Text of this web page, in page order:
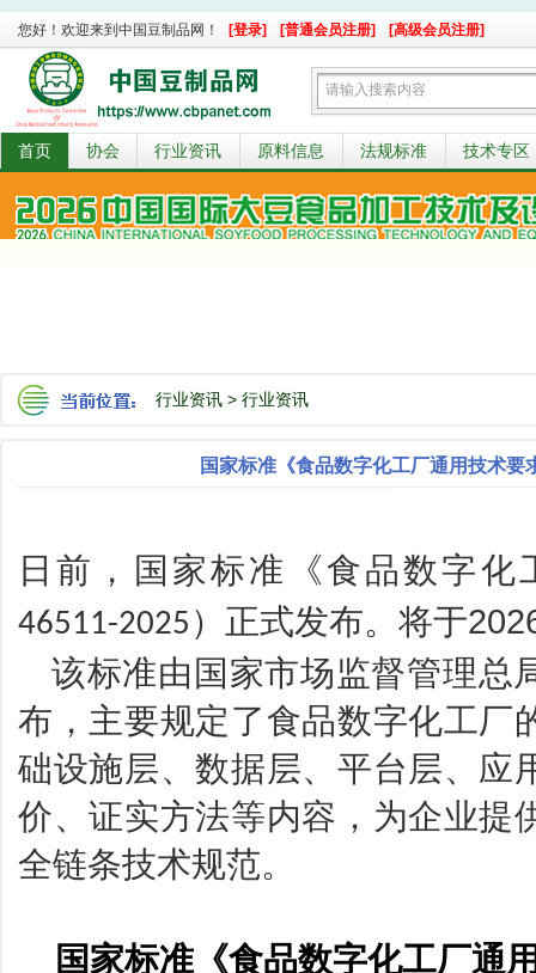
您好！欢迎来到中国豆制品网！ [登录] [普通会员注册] [高级会员注册]
首页 协会 行业资讯 原料信息 法规标准 技术专区
行业资讯 > 行业资讯
国家标准《食品数字化工厂通用技术
日前，国家标准《食品数字
46511-2025 ）正式发布。 将于
该标准由 国家市场监督管理总
布，主要规定了食品数字化工厂
础设施层、数据层、平台层、应
价、证实方法等内容，为企业提
全链条技术规范。
国家标准《食品数字化工厂通